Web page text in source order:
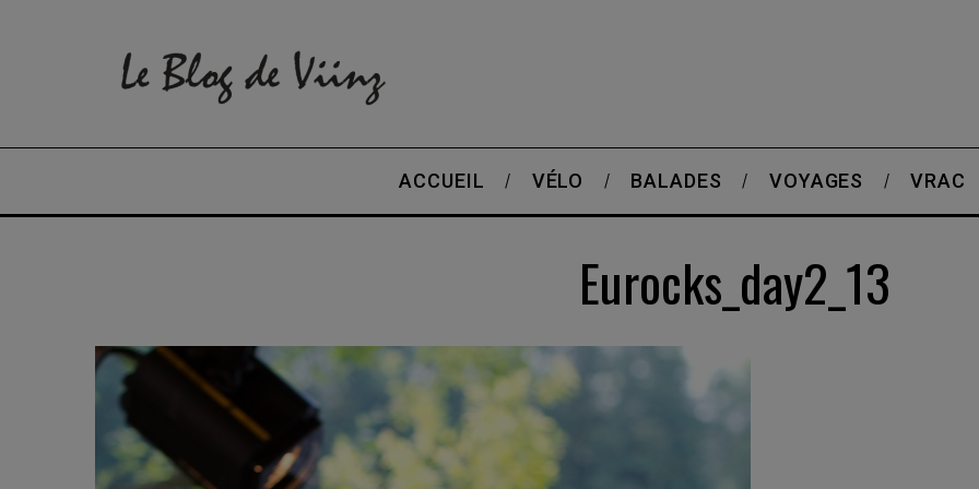
ACCUEIL VÉLO BALADES VOYAGES VRAC
Eurocks_day2_13